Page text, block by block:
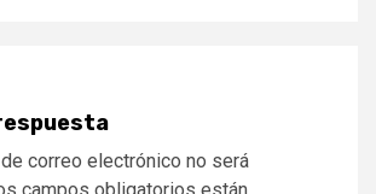
correo electrónico no será
campos obligatorios están